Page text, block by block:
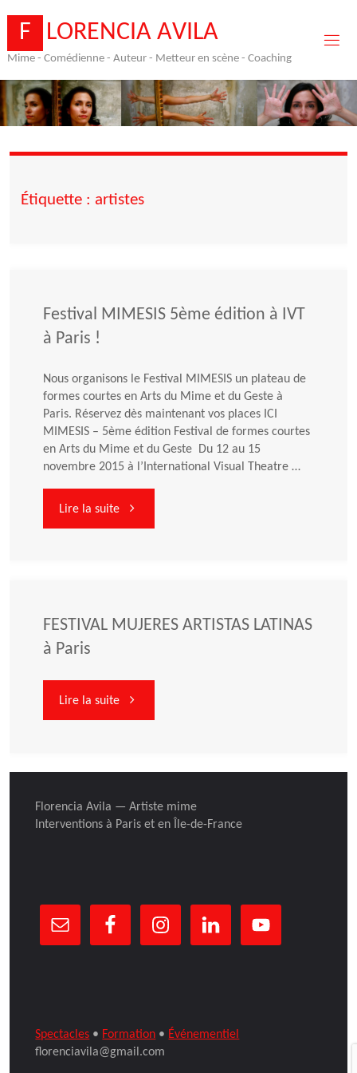
content
F LORENCIA AVILA
Mime - Comédienne - Auteur - Metteur en scène - Coaching
Étiquette : artistes
Festival MIMESIS 5ème édition à IVT
à Paris !
Nous organisons le Festival MIMESIS un plateau de
formes courtes en Arts du Mime et du Geste à
Paris. Réservez dès maintenant vos places ICI
MIMESIS – 5ème édition Festival de formes courtes
en Arts du Mime et du Geste Du 12 au 15
novembre 2015 à l’International Visual Theatre …
Lire la suite"Festival
édition
IVT
Paris
FESTIVAL MUJERES ARTISTAS LATINAS
à Paris
Lire la suite"FESTIVAL
ARTISTAS
LATINAS
Florencia Avila — Artiste mime
Interventions à Paris et en Île-de-France
Spectacles • Formation • Événementiel
florenciavila@gmail.com